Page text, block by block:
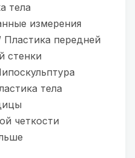
тела
измерения
передней
стенки
тела
четкости